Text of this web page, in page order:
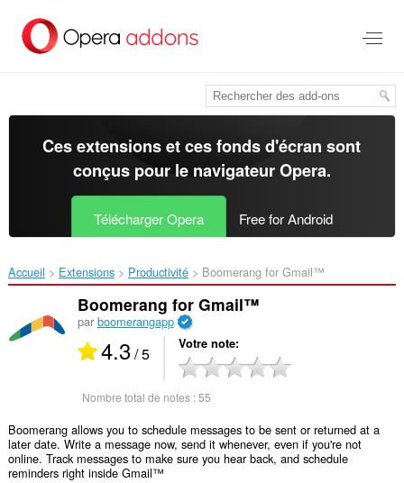
contenu
Ces extensions et ces fonds d'écran sont
conçus pour le navigateur Opera.
Télécharger Opera Free for Android
Accueil Extensions Productivité Boomerang for Gmail™‎
Boomerang for Gmail™
par boomerangapp
4.3 / 5 Votre note
Nombre total de notes :55
Boomerang allows you to schedule messages to be sent or returned at a
later date. Write a message now, send it whenever, even if you're not
online. Track messages to make sure you hear back, and schedule
reminders right inside Gmail™